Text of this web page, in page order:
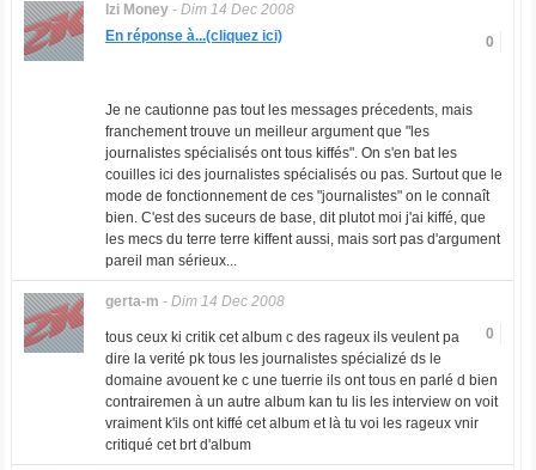
Izi Money- Dim 14 Dec 2008
0
En réponse à...(cliquez ici)
Je ne cautionne pas tout les messages précedents, mais
franchement trouve un meilleur argument que "les
journalistes spécialisés ont tous kiffés". On s'en bat les
couilles ici des journalistes spécialisés ou pas. Surtout que le
mode de fonctionnement de ces "journalistes" on le connaît
bien. C'est des suceurs de base, dit plutot moi j'ai kiffé, que
les mecs du terre terre kiffent aussi, mais sort pas d'argument
pareil man sérieux...
gerta-m - Dim 14 Dec 2008
0
tous ceux ki critik cet album c des rageux ils veulent pa
dire la verité pk tous les journalistes spécializé ds le
domaine avouent ke c une tuerrie ils ont tous en parlé d bien
contrairemen à un autre album kan tu lis les interview on voit
vraiment k'ils ont kiffé cet album et là tu voi les rageux vnir
critiqué cet brt d'album